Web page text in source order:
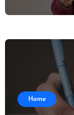
Home